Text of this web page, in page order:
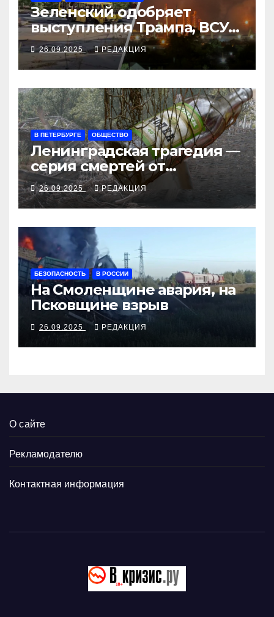
Зеленский одобряет
выступления Трампа, ВСУ
закрыли Добропольский
рубеж
26.09.2025 РЕДАКЦИЯ
В ПЕТЕРБУРГЕ ОБЩЕСТВО
Ленинградская трагедия —
серия смертей от
алкосуррогата
26.09.2025 РЕДАКЦИЯ
БЕЗОПАСНОСТЬ В РОССИИ
На Смоленщине авария, на
Псковщине взрыв
26.09.2025 РЕДАКЦИЯ
О сайте
Рекламодателю
Контактная информация